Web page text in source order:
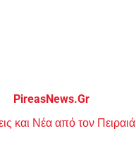
PireasNews.Gr
και Νέα από τον Πειραιά